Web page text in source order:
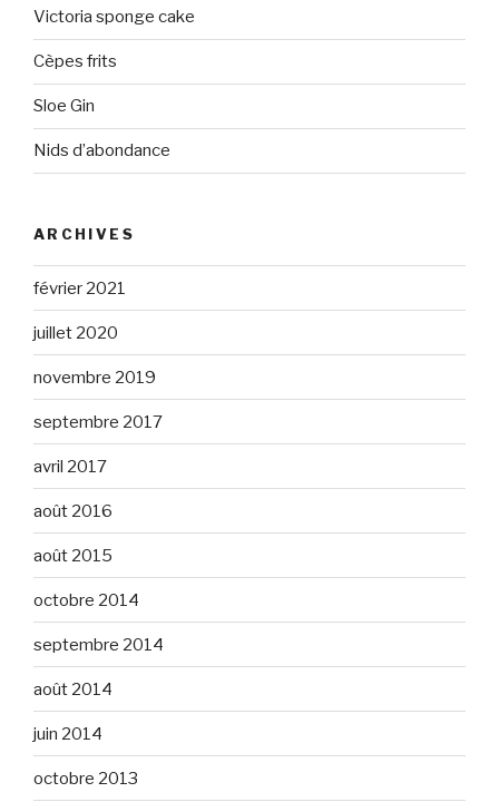
Victoria sponge cake
Cèpes frits
Sloe Gin
Nids d’abondance
ARCHIVES
février 2021
juillet 2020
novembre 2019
septembre 2017
avril 2017
août 2016
août 2015
octobre 2014
septembre 2014
août 2014
juin 2014
octobre 2013